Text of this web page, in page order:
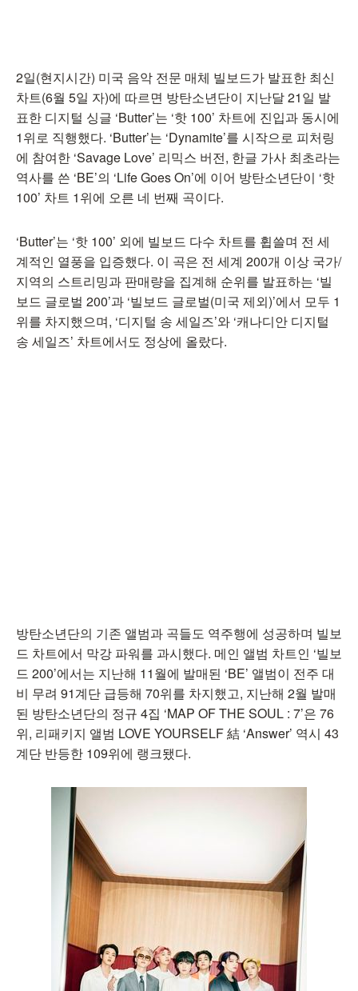
2일(현지시간) 미국 음악 전문 매체 빌보드가 발표한 최신
차트(6월 5일 자)에 따르면 방탄소년단이 지난달 21일 발
표한 디지털 싱글 ‘Butter’는 ‘핫 100’ 차트에 진입과 동시에
1위로 직행했다. ‘Butter’는 ‘Dynamite’를 시작으로 피처링
에 참여한 ‘Savage Love’ 리믹스 버전, 한글 가사 최초라는
역사를 쓴 ‘BE’의 ‘Life Goes On’에 이어 방탄소년단이 ‘핫
100’ 차트 1위에 오른 네 번째 곡이다.
‘Butter’는 ‘핫 100’ 외에 빌보드 다수 차트를 휩쓸며 전 세
계적인 열풍을 입증했다. 이 곡은 전 세계 200개 이상 국가/
지역의 스트리밍과 판매량을 집계해 순위를 발표하는 ‘빌
보드 글로벌 200’과 ‘빌보드 글로벌(미국 제외)’에서 모두 1
위를 차지했으며, ‘디지털 송 세일즈’와 ‘캐나디안 디지털
송 세일즈’ 차트에서도 정상에 올랐다.
방탄소년단의 기존 앨범과 곡들도 역주행에 성공하며 빌보
드 차트에서 막강 파워를 과시했다. 메인 앨범 차트인 ‘빌보
드 200’에서는 지난해 11월에 발매된 ‘BE’ 앨범이 전주 대
비 무려 91계단 급등해 70위를 차지했고, 지난해 2월 발매
된 방탄소년단의 정규 4집 ‘MAP OF THE SOUL : 7’은 76
위, 리패키지 앨범 LOVE YOURSELF 結 ‘Answer’ 역시 43
계단 반등한 109위에 랭크됐다.